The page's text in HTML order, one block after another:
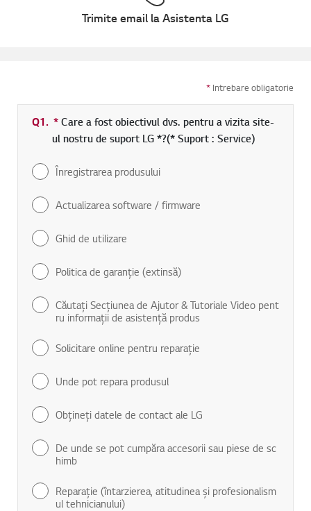
Trimite email la Asistenta LG
* Intrebare obligatorie
Q1. *Camp obligatoriu
Care a fost obiectivul dvs. pentru a vizita site-
ul nostru de suport LG *?(* Suport : Service)
Înregistrarea produsului
Actualizarea software / firmware
Ghid de utilizare
Politica de garanţie (extinsă)
Căutaţi Secţiunea de Ajutor & Tutoriale Video pent
ru informaţii de asistenţă produs
Solicitare online pentru reparaţie
Unde pot repara produsul
Obţineţi datele de contact ale LG
De unde se pot cumpăra accesorii sau piese de sc
himb
Reparaţie (întarzierea, atitudinea şi profesionalism
ul tehnicianului)